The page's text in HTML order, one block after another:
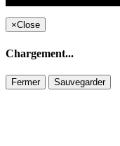
×Close
Chargement...
Fermer Sauvegarder